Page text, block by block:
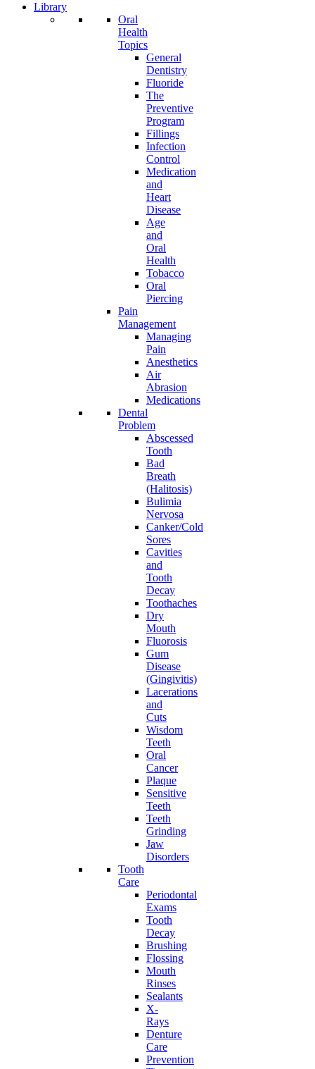
Library
Oral
Health
Topics
General
Dentistry
Fluoride
The
Preventive
Program
Fillings
Infection
Control
Medication
and
Heart
Disease
Age
and
Oral
Health
Tobacco
Oral
Piercing
Pain
Management
Managing
Pain
Anesthetics
Air
Abrasion
Medications
Dental
Problem
Abscessed
Tooth
Bad
Breath
(Halitosis)
Bulimia
Nervosa
Canker/Cold
Sores
Cavities
and
Tooth
Decay
Toothaches
Dry
Mouth
Fluorosis
Gum
Disease
(Gingivitis)
Lacerations
and
Cuts
Wisdom
Teeth
Oral
Cancer
Plaque
Sensitive
Teeth
Teeth
Grinding
Jaw
Disorders
Tooth
Care
Periodontal
Exams
Tooth
Decay
Brushing
Flossing
Mouth
Rinses
Sealants
X-
Rays
Denture
Care
Prevention